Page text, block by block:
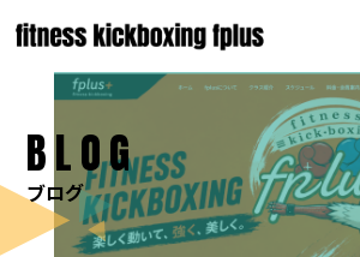
BLOG
ブログ